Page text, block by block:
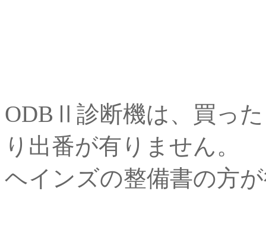
ODBⅡ診断機は、買っ
り出番が有りません。
ヘインズの整備書の方